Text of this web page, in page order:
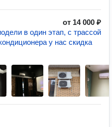
от 14 000 ₽
в один этап, с трассой
у нас скидка